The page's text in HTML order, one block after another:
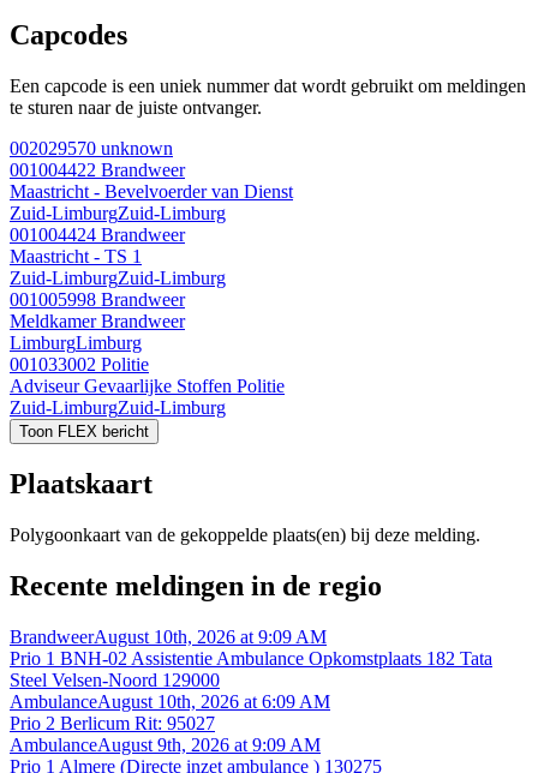
Capcodes
Een capcode is een uniek nummer dat wordt gebruikt om meldingen
te sturen naar de juiste ontvanger.
002029570 unknown
001004422 Brandweer
Maastricht - Bevelvoerder van Dienst
Zuid-LimburgZuid-Limburg
001004424 Brandweer
Maastricht - TS 1
Zuid-LimburgZuid-Limburg
001005998 Brandweer
Meldkamer Brandweer
LimburgLimburg
001033002 Politie
Adviseur Gevaarlijke Stoffen Politie
Zuid-LimburgZuid-Limburg
Toon FLEX bericht
Plaatskaart
Polygoonkaart van de gekoppelde plaats(en) bij deze melding.
Recente meldingen in de regio
BrandweerAugust 10th, 2026 at 9:09 AM
Prio 1 BNH-02 Assistentie Ambulance Opkomstplaats 182 Tata
Steel Velsen-Noord 129000
AmbulanceAugust 10th, 2026 at 6:09 AM
Prio 2 Berlicum Rit: 95027
AmbulanceAugust 9th, 2026 at 9:09 AM
Prio 1 Almere (Directe inzet ambulance ) 130275